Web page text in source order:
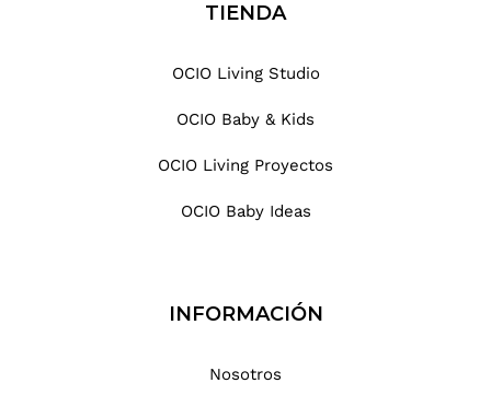
TIENDA
OCIO Living Studio
OCIO Baby & Kids
OCIO Living Proyectos
OCIO Baby Ideas
INFORMACIÓN
Nosotros